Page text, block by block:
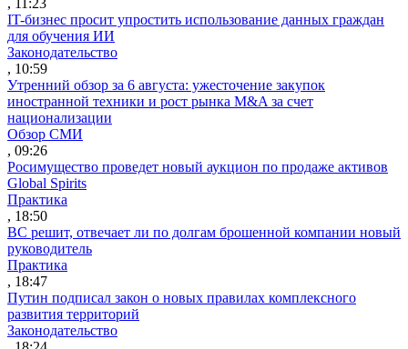
IT-бизнес просит упростить использование данных граждан
для обучения ИИ
Законодательство
, 10:59
Утренний обзор за 6 августа: ужесточение закупок
иностранной техники и рост рынка M&A за счет
национализации
Обзор СМИ
, 09:26
Росимущество проведет новый аукцион по продаже активов
Global Spirits
Практика
, 18:50
ВС решит, отвечает ли по долгам брошенной компании новый
руководитель
Практика
, 18:47
Путин подписал закон о новых правилах комплексного
развития территорий
Законодательство